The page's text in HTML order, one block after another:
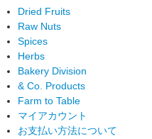
Dried Fruits
Raw Nuts
Spices
Herbs
Bakery Division
& Co. Products
Farm to Table
マイアカウント
お支払い方法について